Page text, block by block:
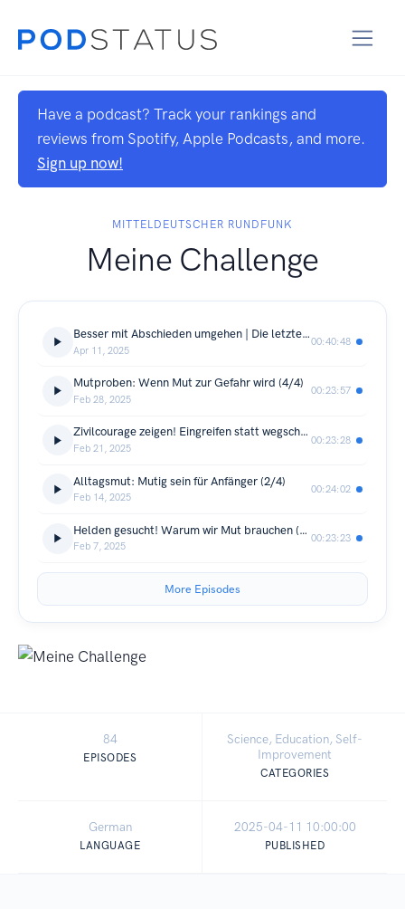
Have a podcast? Track your rankings and
reviews from Spotify, Apple Podcasts, and more.
Sign up now!
MITTELDEUTSCHER RUNDFUNK
Meine Challenge
Besser mit Abschieden umgehen | Die letzte Folge
Apr 11, 2025
00:40:48
Mutproben: Wenn Mut zur Gefahr wird (4/4)
Feb 28, 2025
00:23:57
Zivilcourage zeigen! Eingreifen statt wegschauen (3/4)
Feb 21, 2025
00:23:28
Alltagsmut: Mutig sein für Anfänger (2/4)
Feb 14, 2025
00:24:02
Helden gesucht! Warum wir Mut brauchen (1/4)
Feb 7, 2025
00:23:23
More Episodes
84
EPISODES
Science, Education, Self-
Improvement
CATEGORIES
German
LANGUAGE
2025-04-11 10:00:00
PUBLISHED